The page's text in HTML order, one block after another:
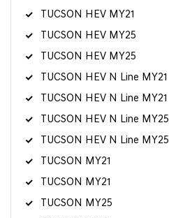
TUCSON HEV MY21
TUCSON HEV MY25
TUCSON HEV MY25
TUCSON HEV N Line MY21
TUCSON HEV N Line MY21
TUCSON HEV N Line MY25
TUCSON HEV N Line MY25
TUCSON MY21
TUCSON MY21
TUCSON MY25